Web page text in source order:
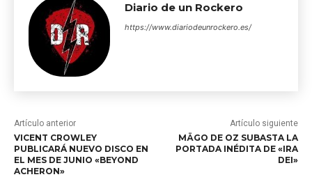
Diario de un Rockero
https://www.diariodeunrockero.es/
Artículo anterior
VICENT CROWLEY
PUBLICARÁ NUEVO DISCO EN
EL MES DE JUNIO «BEYOND
ACHERON»
Artículo siguiente
MÄGO DE OZ SUBASTA LA
PORTADA INÉDITA DE «IRA
DEI»